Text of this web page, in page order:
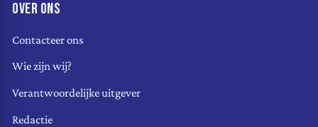
OVER ONS
Contacteer ons
Wie zijn wij?
Verantwoordelijke uitgever
Redactie